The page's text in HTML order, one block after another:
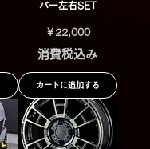
バー左右SET
価格
￥22,000
消費税込み
カートに追加する